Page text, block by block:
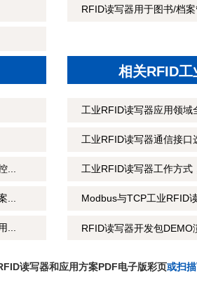
RFID读写器用于图书/档
...
...
...
相关RFID
工业RFID读写器应用领
工业RFID读写器通信接
工业RFID读写器工作方
Modbus与TCP工业RFID
RFID读写器开发包DEMO
读写器和应用方案PDF电子版彩页或扫